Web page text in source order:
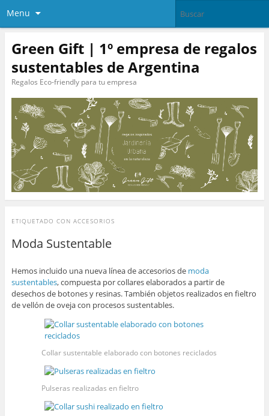
Menu
Green Gift | 1º empresa de regalos
sustentables de Argentina
Regalos Eco-friendly para tu empresa
ETIQUETADO CON ACCESORIOS
Moda Sustentable
Hemos incluido una nueva línea de accesorios de moda
sustentables, compuesta por collares elaborados a partir de
desechos de botones y resinas. También objetos realizados en fieltro
de vellón de oveja con procesos sustentables.
Collar sustentable elaborado con botones reciclados
Pulseras realizadas en fieltro